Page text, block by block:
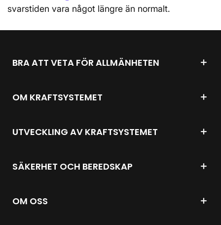
svarstiden vara något längre än normalt.
BRA ATT VETA FÖR ALLMÄNHETEN
OM KRAFTSYSTEMET
UTVECKLING AV KRAFTSYSTEMET
SÄKERHET OCH BEREDSKAP
OM OSS